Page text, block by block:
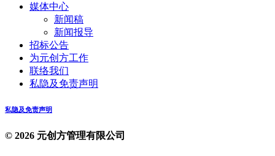
媒体中心
新闻稿
新闻报导
招标公告
为元创方工作
联络我们
私隐及免责声明
私隐及免责声明
© 2026 元创方管理有限公司